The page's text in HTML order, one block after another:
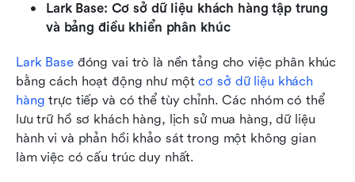
Lark Base: Cơ sở dữ liệu khách hàng tập trung
và bảng điều khiển phân khúc
Lark Base đóng vai trò là nền tảng cho việc phân khúc
bằng cách hoạt động như một cơ sở dữ liệu khách
hàng trực tiếp và có thể tùy chỉnh. Các nhóm có thể
lưu trữ hồ sơ khách hàng, lịch sử mua hàng, dữ liệu
hành vi và phản hồi khảo sát trong một không gian
làm việc có cấu trúc duy nhất.